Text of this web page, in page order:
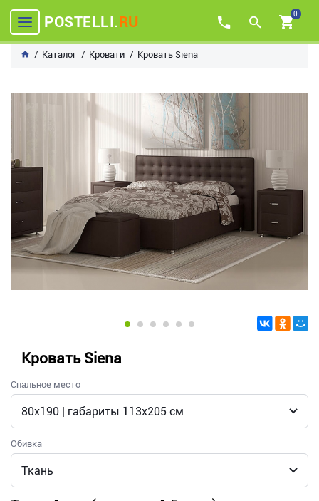
POSTELLI.RU 0
Каталог Кровати Кровать Siena
Кровать Siena
Спальное место
Обивка